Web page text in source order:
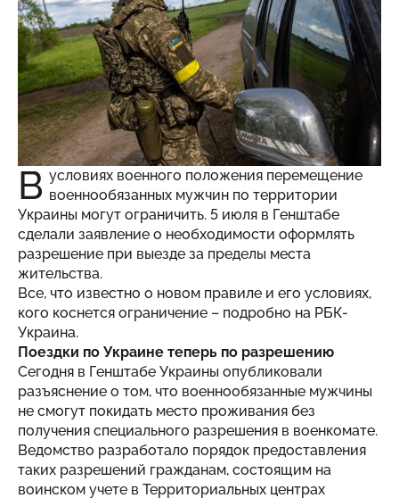
В условиях военного положения перемещение
военнообязанных мужчин по территории
Украины могут ограничить. 5 июля в Генштабе
сделали заявление о необходимости оформлять
разрешение при выезде за пределы места
жительства.
Все, что известно о новом правиле и его условиях,
кого коснется ограничение – подробно на РБК-
Украина.
Поездки по Украине теперь по разрешению
Сегодня в Генштабе Украины опубликовали
разъяснение о том, что военнообязанные мужчины
не смогут покидать место проживания без
получения специального разрешения в военкомате.
Ведомство разработало порядок предоставления
таких разрешений гражданам, состоящим на
воинском учете в Территориальных центрах